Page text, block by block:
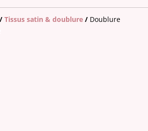
/ Tissus satin & doublure / Doublure